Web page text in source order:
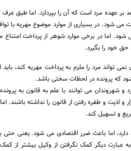
عهده مرد است که آن را بپردازد. اما طبق
شود. در بسیاری از موارد موضوع مهریه با
اما در برخی موارد شوهر از پرداخت امتناع
خود را بگیرد.
تواند مرد را ملزم به پرداخت مهریه کند، باید
که پرونده در لحظات سختی باشد.
و شهروندان می توانند با علم به قانون به
اذیت و طفره رفتن از قانون را نداشته باشند.
و تسهیل کند.
اما باعث ضرر اقتصادی می شود. یعنی
دیگر کمک نگرفتن از وکیل بیشتر از